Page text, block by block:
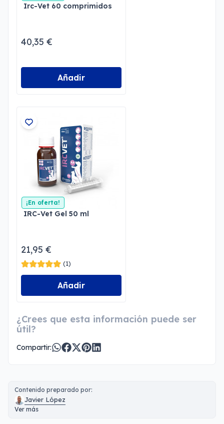
Irc-Vet 60 comprimidos
40,35 €
Añadir
¡En oferta!
IRC-Vet Gel 50 ml
21,95 €
(1)
Añadir
¿Crees que esta información puede ser
útil?
Compartir:
Contenido preparado por:
Javier López
Ver más